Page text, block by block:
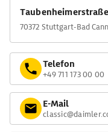
Taubenheimerstraße
70372 Stuttgart-Bad
Telefon
+49 711 173 00 00
E-Mail